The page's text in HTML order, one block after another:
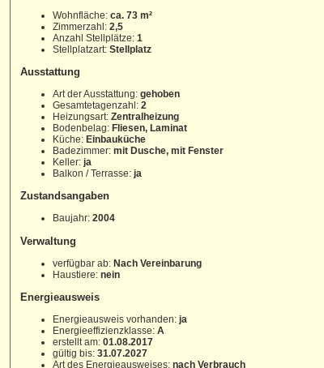
Wohnfläche: ca. 73 m²
Zimmerzahl: 2,5
Anzahl Stellplätze: 1
Stellplatzart: Stellplatz
Ausstattung
Art der Ausstattung: gehoben
Gesamtetagenzahl: 2
Heizungsart: Zentralheizung
Bodenbelag: Fliesen, Laminat
Küche: Einbauküche
Badezimmer: mit Dusche, mit Fenster
Keller: ja
Balkon / Terrasse: ja
Zustandsangaben
Baujahr: 2004
Verwaltung
verfügbar ab: Nach Vereinbarung
Haustiere: nein
Energieausweis
Energieausweis vorhanden: ja
Energieeffizienzklasse: A
erstellt am: 01.08.2017
gültig bis: 31.07.2027
Art des Energieausweises: nach Verbrauch